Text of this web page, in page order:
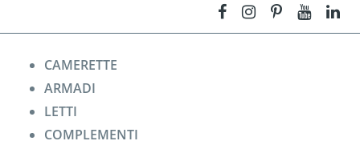
CAMERETTE
ARMADI
LETTI
COMPLEMENTI